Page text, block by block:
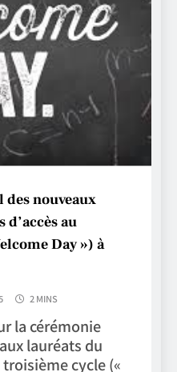
des nouveaux
au
Day ») à
2 MINS
la cérémonie
lauréats du
troisième cycle («